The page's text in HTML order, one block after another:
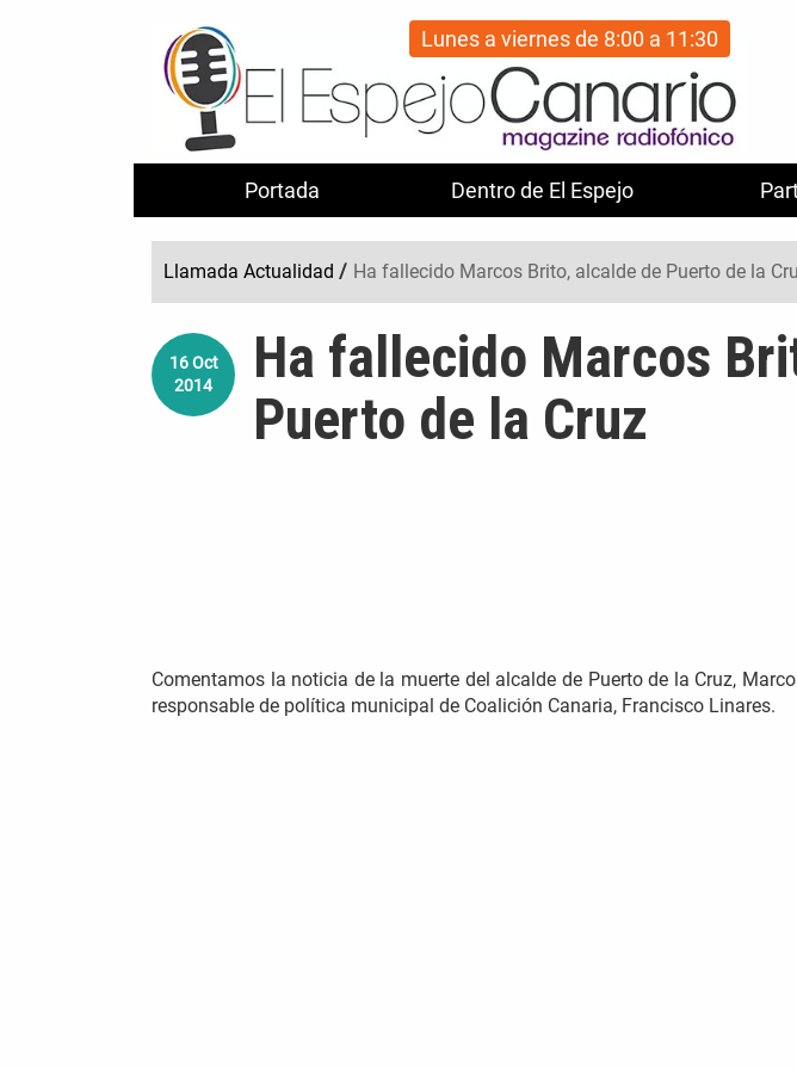
Portada Dentro de El Espejo
Lunes a viernes de 8:00 a 11:30
Llamada Actualidad / Ha fallecido Marcos Brito, alcalde de Puerto de la
16 Oct
2014
Ha fallecido Marcos
Puerto de la Cruz
Comentamos la noticia de la muerte del alcalde de Puerto de la Cruz,
responsable de política municipal de Coalición Canaria, Francisco Linares.